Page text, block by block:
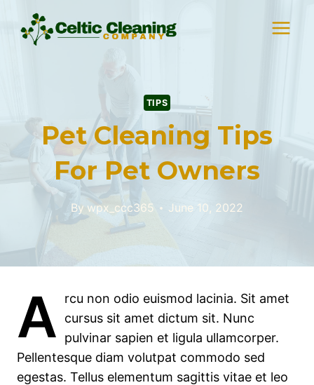
content
TIPS
Pet Cleaning Tips
For Pet Owners
By wpx_ccc365 June 10, 2022
A
rcu non odio euismod lacinia. Sit amet
cursus sit amet dictum sit. Nunc
pulvinar sapien et ligula ullamcorper.
Pellentesque diam volutpat commodo sed
egestas. Tellus elementum sagittis vitae et leo